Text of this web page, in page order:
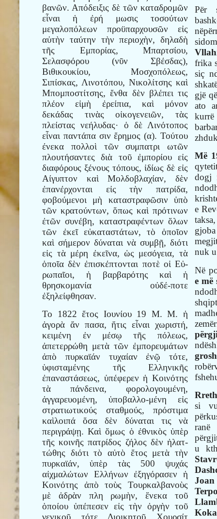
βανῶν. Απόδειξις δὲ τῶν καταδρομῶν
εἶναι ἡ ἐρή μωσις τοσούτων
μεγαλοπόλεων προϋπαρχουσῶν εἰς
αὐτὴν ταύτην τὴν περιοχὴν, δηλαδὴ
τῆς Εμπορίας, Μπαρτσίου,
Σελασφόρου (νῦν Σβέσδας),
Βιθικουκίου, Μοσχοπόλεως,
Σιπίσκας, Λινοτόπου, Νικολίτσης καὶ
Μπομποστίτσης, ἔνθα δὲν βλέπει τις
πλέον εἰμὴ ἐρείπια, καὶ μόνον
δεκάδας τινὰς οἰκογενειῶν, τὰς
πλείστας νεήλυδας· ὁ δὲ Λινότοπος
εἶναι παντάπα σιν ἔρημος (α). Τούτου
ένεκα πολλοὶ τῶν συμπατρι ωτῶν
πλουτήσαντες διὰ τοῦ ἐμπορίου εἰς
διαφόρους ξένους τόπους, ἰδίως δὲ εἰς
Αίγυπτον καὶ Μολδοβλαχίαν, δὲν
ἐπανέρχονται εἰς τὴν πατρίδα,
φοβούμενοι μὴ καταστραφῶσιν ὑπὸ
τῶν κρατούντων, ὅπως καὶ πρότινων
ἐτῶν συνέβη, καταστραφέντων ὅλων
τῶν ἐκεῖ εὐκαταστάτων, τὸ ὁποῖον
καὶ σήμερον δύναται νὰ συμβῇ, διότι
εἰς τὰ μέρη ἐκεῖνα, ὡς μεσόγεια, τὰ
ὁποῖα δὲν ἐπισκέπτονται ποτὲ οἱ Εὐ-
ρωπαῖοι, ἡ βαρβαρότης καὶ ἡ
θρησκομανία οὐδέ-ποτε
ἐξηλείφθησαν.
Το 1822 ἔτος Ιουνίου 19 Μ. Μ. ἡ
ἀγορὰ ἄν πασα, ἥτις εἶναι χωριστή,
κειμένη ἐν μέσῳ τῆς πόλεως,
ἀπετερρώθη μετὰ τῶν ἐμπορευμάτων
ἀπὸ πυρκαϊάν τυχαίαν ἐνῷ τότε,
ὑφισταμένης τῆς Ελληνικῆς
ἐπαναστάσεως, ὑπέφερεν ἡ Κοινότης
τὰ πάνδεινα, φορολογουμένη,
ἀγγαρευομένη, ὑποβαλλο-μένη εἰς
στρατιωτικούς σταθμούς, πρόστιμα
καὶλοιπά ὅσα δὲν δύναται τις νὰ
περιγράψῃ. Καὶ ὅμως ὁ ἐθνικὸς ὑπὲρ
τῆς κοινῆς πατρίδος ζήλος δὲν ἠλατ-
τώθης διότι τὸ αὐτὸ ἔτος μετὰ τὴν
πυρκαϊάν, ὑπὲρ τὰς 500 ψυχάς
αἰχμαλώτων Ελλήνων ἐξηγόρασεν ἡ
Κοινότης ἀπὸ τοὺς Τουρκαλβανοὺς
μὲ ἀδρὰν πλη ρωμὴν, ἕνεκα τοῦ
ὁποίου ὑπέπεσεν εἰς τὴν ὀργὴν τοῦ
γενικοῦ τότε Διοικητοῦ Χουρσίτ
Për
frika
siç
gjë
ato
Më
dogj
e
nuk
Në
e më
si
u